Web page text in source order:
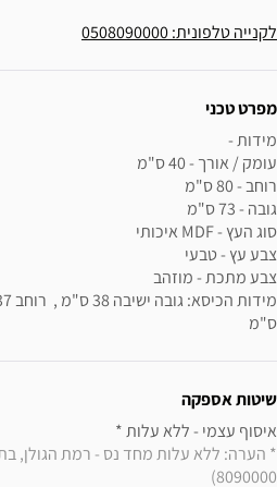
לקנייה טלפונית: 0508090000
מפרט טכני
ס"מ
שיטות אספקה
איסוף עצמי - ללא עלות *
8090000)